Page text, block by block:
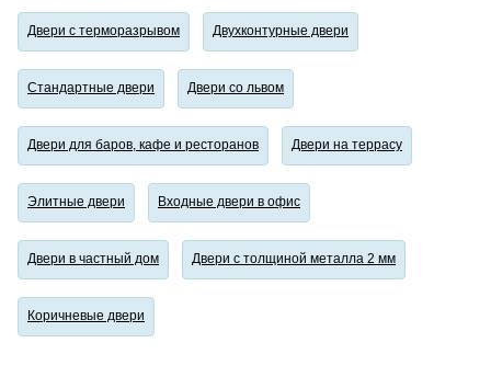
Двери с терморазрывом Двухконтурные двери
Стандартные двери Двери со львом
Двери для баров, кафе и ресторанов Двери на террасу
Элитные двери Входные двери в офис
Двери в частный дом Двери с толщиной металла 2 мм
Коричневые двери